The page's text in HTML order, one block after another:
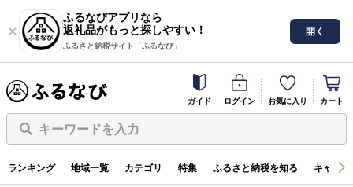
ふるなびアプリなら
返礼品がもっと探しやすい！
ふるさと納税サイト「ふるなび」
開く
ガイド ログイン お気に入り カート
キーワードを入力
ランキング 地域一覧 カテゴリ 特集 ふるさと納税を知る キャン